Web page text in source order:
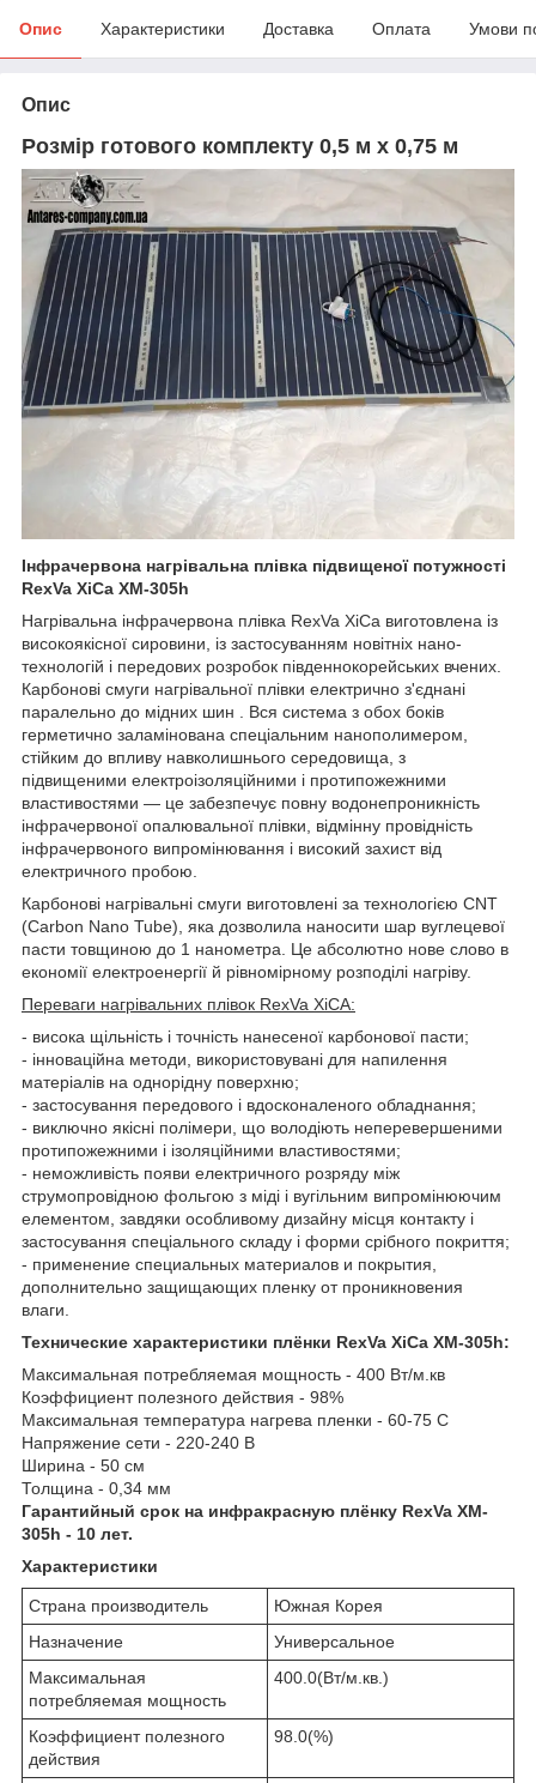
Опис Характеристики Доставка Оплата Умови
Опис
Розмір готового комплекту 0,5 м х 0,75 м
Інфрачервона нагрівальна плівка підвищеної потужності
RexVa XiCa XM-305h
Нагрівальна інфрачервона плівка RexVa XiCa виготовлена із
високоякісної сировини, із застосуванням новітніх нано-
технологій і передових розробок південнокорейських вчених.
Карбонові смуги нагрівальної плівки електрично з'єднані
паралельно до мідних шин . Вся система з обох боків
герметично заламінована спеціальним нанополимером,
стійким до впливу навколишнього середовища, з
підвищеними електроізоляційними і протипожежними
властивостями ― це забезпечує повну водонепроникність
інфрачервоної опалювальної плівки, відмінну провідність
інфрачервоного випромінювання і високий захист від
електричного пробою.
Карбонові нагрівальні смуги виготовлені за технологією CNT
(Carbon Nano Tube), яка дозволила наносити шар вуглецевої
пасти товщиною до 1 нанометра. Це абсолютно нове слово в
економії електроенергії й рівномірному розподілі нагріву.
Переваги нагрівальних плівок RexVa XiCA:
- висока щільність і точність нанесеної карбонової пасти;
- інноваційна методи, використовувані для напилення
матеріалів на однорідну поверхню;
- застосування передового і вдосконаленого обладнання;
- виключно якісні полімери, що володіють неперевершеними
протипожежними і ізоляційними властивостями;
- неможливість появи електричного розряду між
струмопровідною фольгою з міді і вугільним випромінюючим
елементом, завдяки особливому дизайну місця контакту і
застосування спеціального складу і форми срібного покриття;
- применение специальных материалов и покрытия,
дополнительно защищающих пленку от проникновения
влаги.
Технические характеристики плёнки RexVa XiCa XM-305h:
Максимальная потребляемая мощность - 400 Вт/м.кв
Коэффициент полезного действия - 98%
Максимальная температура нагрева пленки - 60-75 С
Напряжение сети - 220-240 В
Ширина - 50 см
Толщина - 0,34 мм
Гарантийный срок на инфракрасную плёнку RexVa XM-
305h - 10 лет.
Характеристики
Страна производитель
Южная Корея
Назначение
Универсальное
Максимальная
потребляемая мощность
400.0(Вт/м.кв.)
Коэффициент полезного
действия
98.0(%)